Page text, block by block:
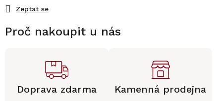
Zeptat se
Proč nakoupit u nás
Doprava zdarma Kamenná prodejna